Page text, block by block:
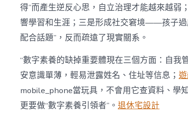
得”而產生逆反心思，自立治理才能越來越
響學習和生涯；三是形成社交窘境——孩子
配合話題”，反而疏遠了現實關系。
“數字素養的缺掉重要體現在三個方面：自我
安意識單薄，輕易泄露姓名、住址等信息；
mobile_phone當玩具，不會用它查資料、學
更要做“數字素養引領者”。 退休宅設計